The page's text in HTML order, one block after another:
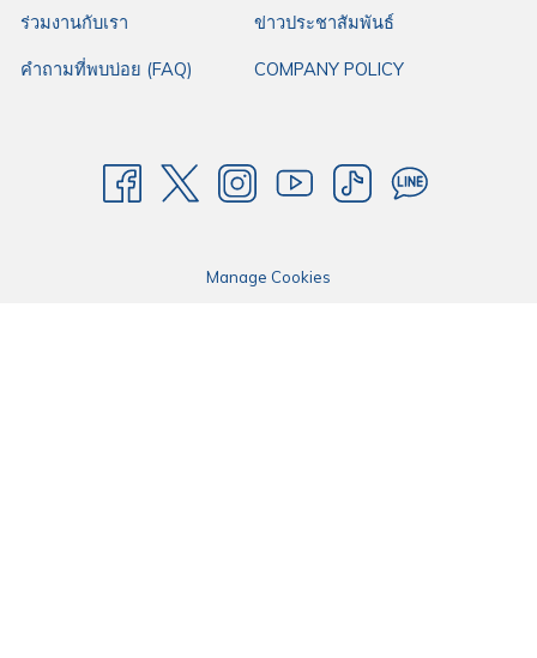
ร่วมงานกับเรา ข่าวประชาสัมพันธ์
คำถามที่พบบ่อย (FAQ) COMPANY POLICY
Manage Cookies